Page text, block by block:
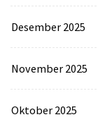
Desember 2025
November 2025
Oktober 2025